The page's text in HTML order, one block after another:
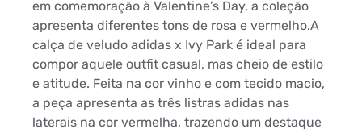
em comemoração à Valentine’s Day, a coleção
apresenta diferentes tons de rosa e vermelho.A
calça de veludo adidas x Ivy Park é ideal para
compor aquele outfit casual, mas cheio de estilo
e atitude. Feita na cor vinho e com tecido macio,
a peça apresenta as três listras adidas nas
laterais na cor vermelha, trazendo um destaque